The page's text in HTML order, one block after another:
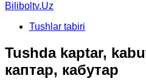
Biliboltv.Uz
Tushlar tabiri
Tushda kaptar,
каптар, кабутар